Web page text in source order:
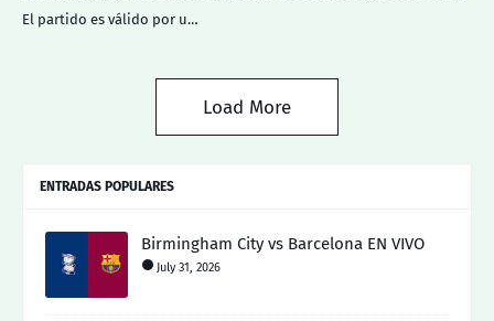
El partido es válido por u…
Load More
ENTRADAS POPULARES
Birmingham City vs Barcelona EN VIVO
July 31, 2026